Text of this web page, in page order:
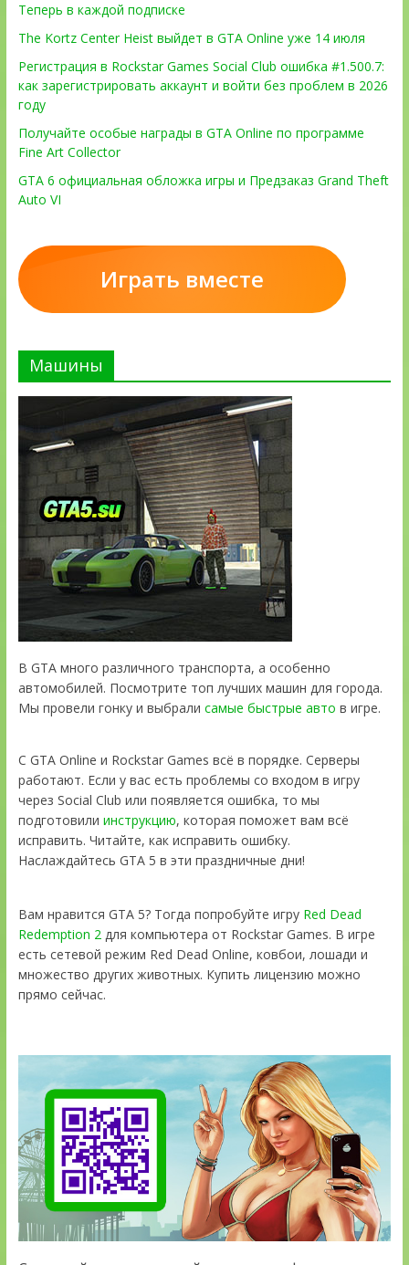
Теперь в каждой подписке
The Kortz Center Heist выйдет в GTA Online уже 14 июля
Регистрация в Rockstar Games Social Club ошибка #1.500.7:
как зарегистрировать аккаунт и войти без проблем в 2026
году
Получайте особые награды в GTA Online по программе
Fine Art Collector
GTA 6 официальная обложка игры и Предзаказ Grand Theft
Auto VI
Играть вместе
Машины
В GTA много различного транспорта, а особенно
автомобилей. Посмотрите топ лучших машин для города.
Мы провели гонку и выбрали самые быстрые авто в игре.
С GTA Online и Rockstar Games всё в порядке. Серверы
работают. Если у вас есть проблемы со входом в игру
через Social Club или появляется ошибка, то мы
подготовили инструкцию, которая поможет вам всё
исправить. Читайте, как исправить ошибку.
Наслаждайтесь GTA 5 в эти праздничные дни!
Вам нравится GTA 5? Тогда попробуйте игру Red Dead
Redemption 2для компьютера от Rockstar Games. В игре
есть сетевой режим Red Dead Online, ковбои, лошади и
множество других животных. Купить лицензию можно
прямо сейчас.